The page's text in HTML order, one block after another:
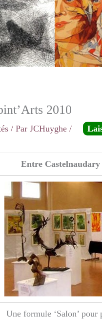
2010
/ ParJCHuyghe/
Entre Castelnaudary
Une formule ‘Salon’ pour